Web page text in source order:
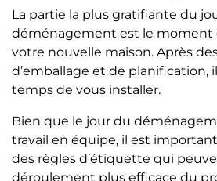
La partie la plus gratifiante du
déménagement est le moment
votre nouvelle maison. Après
d’emballage et de planification,
temps de vous installer.
Bien que le jour du
travail en équipe, il est
des règles d’étiquette qui
déroulement plus efficace du